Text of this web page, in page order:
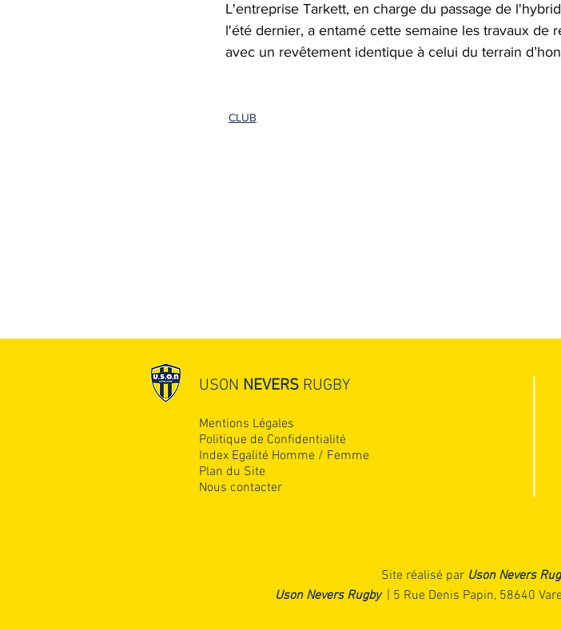
L'entreprise Tarkett, en charge du passage de
l'été dernier, a entamé cette semaine les travaux de
avec un revêtement identique à celui du terrain
CLUB
OFFRES D'EMPLOI
Commentaires
Rédigez un commentaire...
LIRE PLUS DE
USON NEVERS RUGBY
Mentions Légales
Politique de Confidentialité
Index Egalité Homme / Femme
Plan du Site
Nous contacter
Site réalisé par Uson Nevers
Uson Nevers Rugby| 5 Rue Denis Papin, 58640